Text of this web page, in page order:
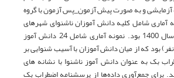
و به صورت پیش آزمون_پس آزمون با گروه
آماری شامل کلیه دانش ­آموزان ناشنوای شهرهای
بجنورد و شیروان در سال 1400 بود. نمونه آماری شامل 24 دانش ­آموز
ناشنوا (در هر گروه 12 نفر) بود که از میان دانش ­آموزان با آسیب شنوایی بر
بک به­ عنوان دانش آموز ناشنوا با نشانه ­های
برای جمع‌آوری داده‌ها از پرسشنامه اضطراب بک